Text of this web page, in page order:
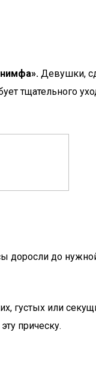
Девушки,
тщательного
доросли до
густых или
прическу.